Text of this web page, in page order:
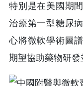
特別是在美國期
治療第一型糖尿
心將微軟學術圖
期望協助藥物研發